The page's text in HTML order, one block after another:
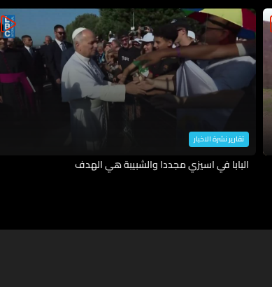
تقارير نشرة الاخبار
البابا في اسيزي مجددا والشبيبة هي الهدف